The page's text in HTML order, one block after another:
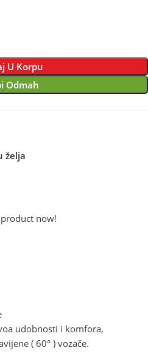
U Korpu
Odmah
želja
now!
udobnosti i komfora,
( 60° ) vozače.